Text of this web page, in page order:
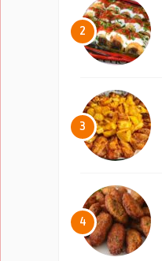
2
3
4